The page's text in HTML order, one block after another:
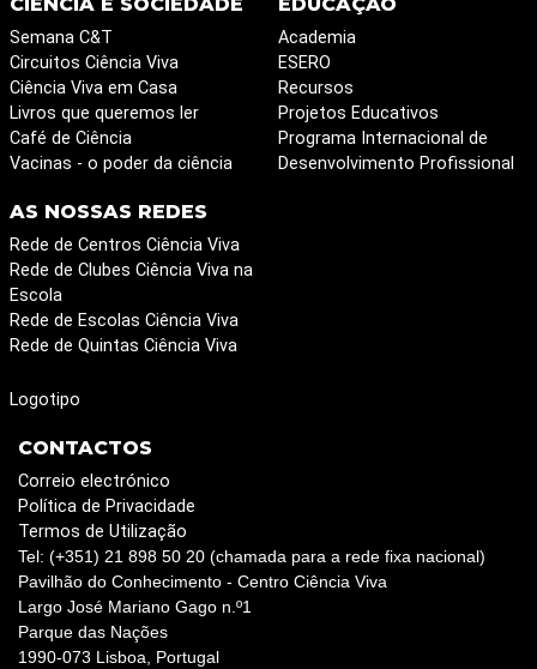
Semana C&T
Circuitos Ciência Viva
Ciência Viva em Casa
Livros que queremos ler
Café de Ciência
Vacinas - o poder da ciência
Academia
ESERO
Recursos
Projetos Educativos
Programa Internacional de
Desenvolvimento Profissional
AS NOSSAS REDES
Rede de Centros Ciência Viva
Rede de Clubes Ciência Viva na
Escola
Rede de Escolas Ciência Viva
Rede de Quintas Ciência Viva
Logotipo
CONTACTOS
Correio electrónico
Política de Privacidade
Termos de Utilização
Tel: (+351) 21 898 50 20 (chamada para a rede fixa nacional)
Pavilhão do Conhecimento - Centro Ciência Viva
Largo José Mariano Gago n.º1
Parque das Nações
1990-073 Lisboa, Portugal